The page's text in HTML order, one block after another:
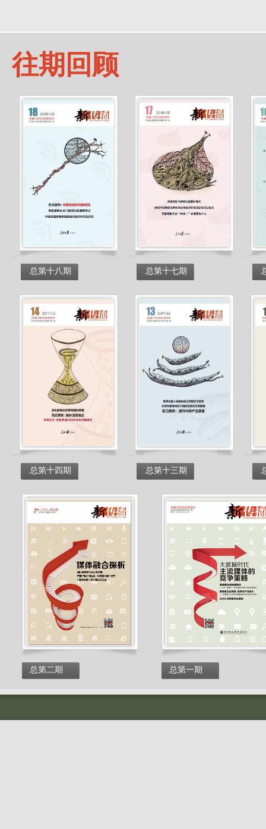
往期回顾
总第十八期 总第十七期
总第十四期 总第十三期
总第二期 总第一期